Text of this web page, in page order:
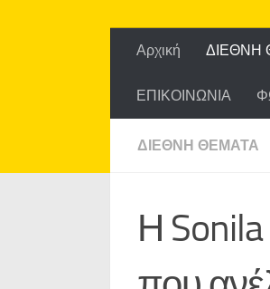
Αρχική ΔΙΕΘΝΗ
ΕΠΙΚΟΙΝΩΝΙΑ
ΔΙΕΘΝΗ ΘΕΜΑΤΑ
Η Sonila